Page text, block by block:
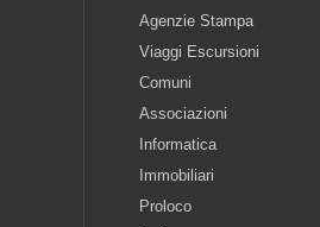
Agenzie Stampa
Viaggi Escursioni
Comuni
Associazioni
Informatica
Immobiliari
Proloco